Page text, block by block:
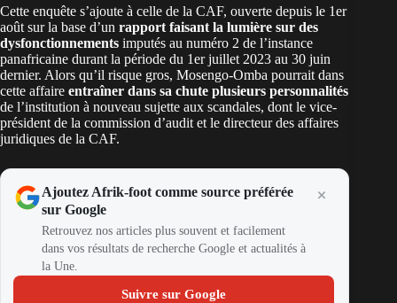
Cette enquête s’ajoute à celle de la CAF, ouverte depuis le 1er
août sur la base d’un rapport faisant la lumière sur des
dysfonctionnements imputés au numéro 2 de l’instance
panafricaine durant la période du 1er juillet 2023 au 30 juin
dernier. Alors qu’il risque gros, Mosengo-Omba pourrait dans
cette affaire entraîner dans sa chute plusieurs personnalités
de l’institution à nouveau sujette aux scandales, dont le vice-
président de la commission d’audit et le directeur des affaires
juridiques de la CAF.
Ajoutez Afrik-foot comme source préférée
sur Google
Retrouvez nos articles plus souvent et facilement
dans vos résultats de recherche Google et actualités à
la Une.
Suivre sur Google